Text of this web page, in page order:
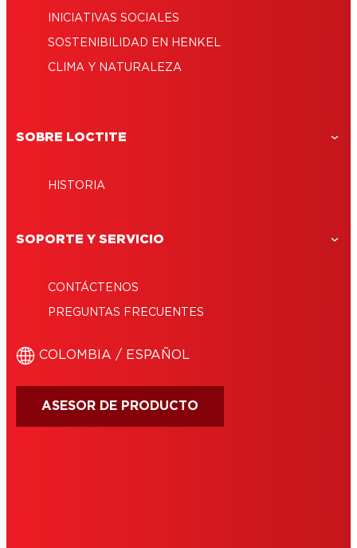
INICIATIVAS SOCIALES
SOSTENIBILIDAD EN HENKEL
CLIMA Y NATURALEZA
SOBRE LOCTITE
HISTORIA
SOPORTE Y SERVICIO
CONTÁCTENOS
PREGUNTAS FRECUENTES
COLOMBIA / ESPAÑOL
ASESOR DE PRODUCTO